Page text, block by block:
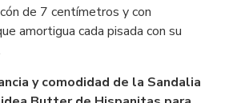
de 7 centímetros y con
amortigua cada pisada con su
y comodidad de la Sandalia